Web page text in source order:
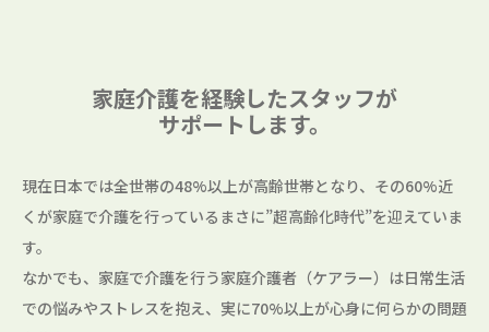
家庭介護を経験したスタッフが
サポートします。
現在日本では全世帯の48%以上が高齢世帯となり、その60%近
くが家庭で介護を行っているまさに”超高齢化時代”を迎えていま
す。
なかでも、家庭で介護を行う家庭介護者（ケアラー）は日常生活
での悩みやストレスを抱え、実に70%以上が心身に何らかの問題